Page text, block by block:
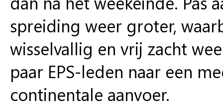
spreiding weer groter,
wisselvallig en vrij zacht
paar EPS-leden naar een
continentale aanvoer.